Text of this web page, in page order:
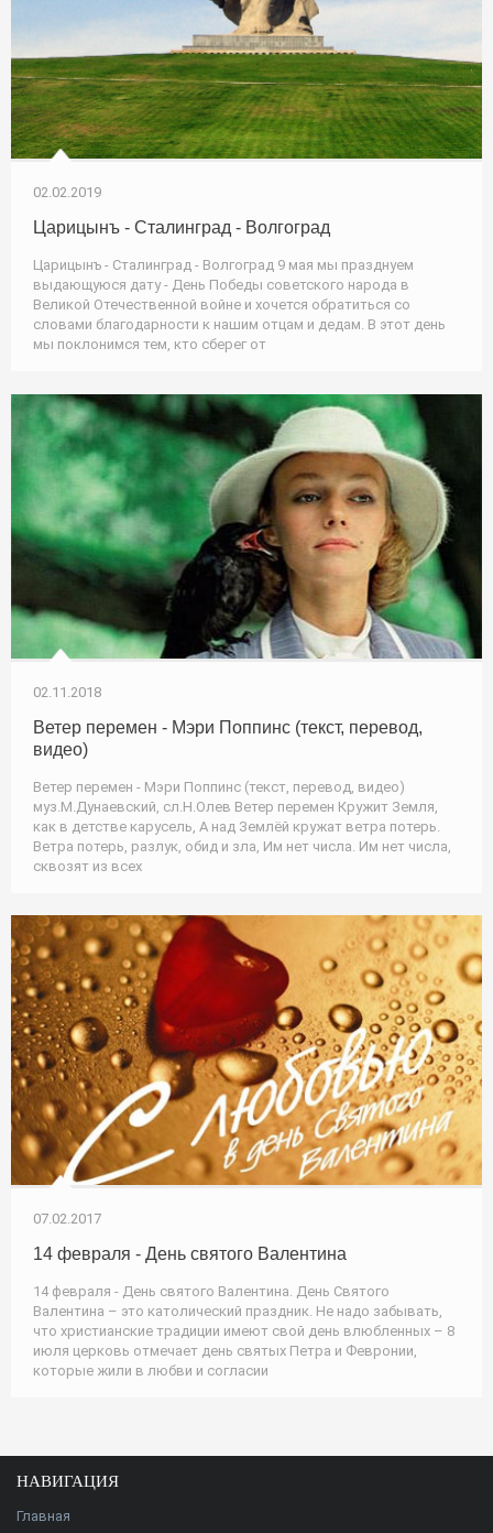
02.02.2019
Царицынъ - Сталинград - Волгоград
Царицынъ - Сталинград - Волгоград 9 мая мы празднуем
выдающуюся дату - День Победы советского народа в
Великой Отечественной войне и хочется обратиться со
словами благодарности к нашим отцам и дедам. В этот день
мы поклонимся тем, кто сберег от
02.11.2018
Ветер перемен - Мэри Поппинс (текст, перевод,
видео)
Ветер перемен - Мэри Поппинс (текст, перевод, видео)
муз.М.Дунаевский, сл.Н.Олев Ветер перемен Кружит Земля,
как в детстве карусель, А над Землёй кружат ветра потерь.
Ветра потерь, разлук, обид и зла, Им нет числа. Им нет числа,
сквозят из всех
07.02.2017
14 февраля - День святого Валентина
14 февраля - День святого Валентина. День Святого
Валентина – это католический праздник. Не надо забывать,
что христианские традиции имеют свой день влюбленных – 8
июля церковь отмечает день святых Петра и Февронии,
которые жили в любви и согласии
НАВИГАЦИЯ
Главная